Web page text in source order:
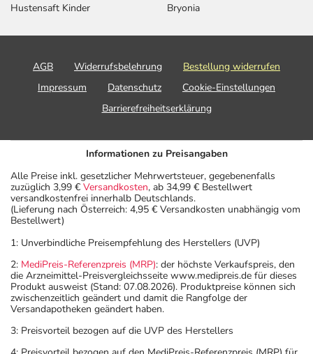
werden.
- Durch plötzliches Absetzen können Probleme oder
Beschwerden auftreten. Deshalb sollte die Behandlung
langsam, das heißt mit einem schrittweisen
- Dieses Arzneimittel enthält Stoffe, die unter
Umständen als Dopingstoffe eingeordnet werden
können. Fragen Sie dazu Ihren Arzt oder Apotheker.
- Vorsicht bei Kortikoid-Allergie (z.B. Kortison)!
- Vorsicht bei Allergie gegen Kuhmilch bzw.
- Vorsicht bei Allergie gegen Milchprotein.
- Es kann Arzneimittel geben, mit denen
Wechselwirkungen auftreten. Sie sollten deswegen
Arzneimittel jedes andere, das Sie bereits anwenden,
Hustensaft Kinder
Bryonia
AGB Widerrufsbelehrung
Bestellung widerrufen
Impressum
Datenschutz
Cookie-Einstellungen
Barrierefreiheitserklärung
Informationen zu Preisangaben
Alle Preise inkl. gesetzlicher Mehrwertsteuer, gegebenenfalls
zuzüglich 3,99 € Versandkosten, ab 34,99 € Bestellwert
versandkostenfrei innerhalb Deutschlands.
(Lieferung nach Österreich: 4,95 € Versandkosten unabhängig vom
Bestellwert)
1: Unverbindliche Preisempfehlung des Herstellers (UVP)
2: MediPreis-Referenzpreis (MRP): der höchste Verkaufspreis, den
die Arzneimittel-Preisvergleichsseite www.medipreis.de für dieses
Produkt ausweist (Stand: 07.08.2026). Produktpreise können sich
zwischenzeitlich geändert und damit die Rangfolge der
Versandapotheken geändert haben.
3: Preisvorteil bezogen auf die UVP des Herstellers